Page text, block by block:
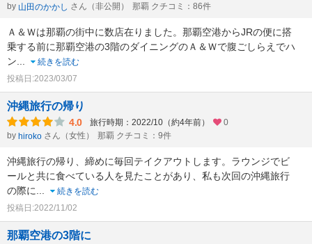
by 山田のかかし さん（非公開） 那覇 クチコミ：86件
Ａ＆Ｗは那覇の街中に数店在りました。那覇空港からJRの便に搭
乗する前に那覇空港の3階のダイニングのＡ＆Ｗで腹ごしらえでハ
ン
続きを読む
投稿日:2023/03/07
沖縄旅行の帰り
4.0 旅行時期：2022/10（約4年前）
0
by hiroko さん（女性） 那覇 クチコミ：9件
沖縄旅行の帰り、締めに毎回テイクアウトします。ラウンジでビ
ールと共に食べている人を見たことがあり、私も次回の沖縄旅行
の際に
続きを読む
投稿日:2022/11/02
那覇空港の3階に